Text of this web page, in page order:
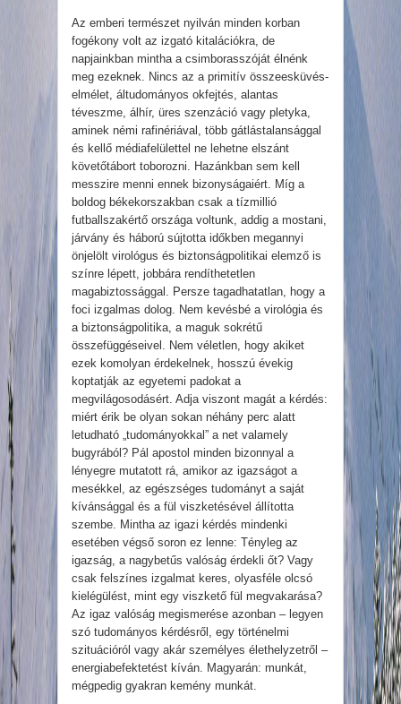
Az emberi természet nyilván minden korban
fogékony volt az izgató kitalációkra, de
napjainkban mintha a csimborasszóját élnénk
meg ezeknek. Nincs az a primitív összeesküvés-
elmélet, áltudományos okfejtés, alantas
téveszme, álhír, üres szenzáció vagy pletyka,
aminek némi rafinériával, több gátlástalansággal
és kellő médiafelülettel ne lehetne elszánt
követőtábort toborozni. Hazánkban sem kell
messzire menni ennek bizonyságaiért. Míg a
boldog békekorszakban csak a tízmillió
futballszakértő országa voltunk, addig a mostani,
járvány és háború sújtotta időkben megannyi
önjelölt virológus és biztonságpolitikai elemző is
színre lépett, jobbára rendíthetetlen
magabiztossággal. Persze tagadhatatlan, hogy a
foci izgalmas dolog. Nem kevésbé a virológia és
a biztonságpolitika, a maguk sokrétű
összefüggéseivel. Nem véletlen, hogy akiket
ezek komolyan érdekelnek, hosszú évekig
koptatják az egyetemi padokat a
megvilágosodásért. Adja viszont magát a kérdés:
miért érik be olyan sokan néhány perc alatt
letudható „tudományokkal” a net valamely
bugyrából? Pál apostol minden bizonnyal a
lényegre mutatott rá, amikor az igazságot a
mesékkel, az egészséges tudományt a saját
kívánsággal és a fül viszketésével állította
szembe. Mintha az igazi kérdés mindenki
esetében végső soron ez lenne: Tényleg az
igazság, a nagybetűs valóság érdekli őt? Vagy
csak felszínes izgalmat keres, olyasféle olcsó
kielégülést, mint egy viszkető fül megvakarása?
Az igaz valóság megismerése azonban – legyen
szó tudományos kérdésről, egy történelmi
szituációról vagy akár személyes élethelyzetről –
energiabefektetést kíván. Magyarán: munkát,
mégpedig gyakran kemény munkát.